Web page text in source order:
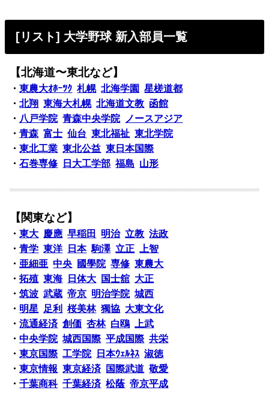
[リスト] 大学野球 新入部員一覧
【北海道〜東北など】
・東農大ｵﾎｰﾂｸ 札幌 北海学園
星槎道都
・北翔 東海大札幌 北海道文教 函館
・ 八戸学院 青森中央学院
ノースアジア
・青森 富士 仙台 東北福祉 東北学院
・東北工業 東北公益 東日本国際
・石巻専修 日大工学部 福島 山形
【関東など】
・東大 慶應 早稲田 明治 立教 法政
・青学 東洋 日本 駒澤 立正
上智
・ 亜細亜 中央 國學院 専修 東農大
・拓殖 東海 日体大 国士舘 大正
・筑波 武蔵 帝京 明治学院 城西
・ 明星 足利 桜美林 獨協 大東文化
・流通経済 創価 杏林 白鴎
上武
・中央学院 城西国際 平成国際 共栄
・東京国際 工学院 日本ｳｪﾙﾈｽ 淑徳
・東京情報 東京経済 国際武道 敬愛
・千葉商科 千葉経済 松蔭 帝京平成